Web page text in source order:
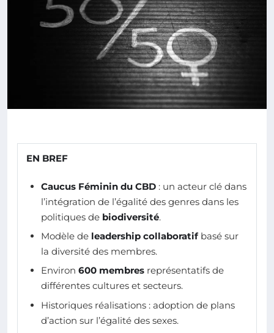
EN BREF
Caucus Féminin du CBD : un acteur clé dans
l’intégration de l’égalité des genres dans les
politiques de biodiversité.
Modèle de leadership collaboratifbasé sur
la diversité des membres.
Environ 600 membres représentatifs de
différentes cultures et secteurs.
Historiques réalisations : adoption de plans
d’action sur l’égalité des sexes.